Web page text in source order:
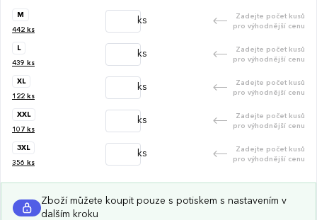
M
442 ks
ks
Zadejte počet kusů
pro výhodnější cenu
L
439 ks
ks
Zadejte počet kusů
pro výhodnější cenu
XL
122 ks
ks
Zadejte počet kusů
pro výhodnější cenu
XXL
107 ks
ks
Zadejte počet kusů
pro výhodnější cenu
3XL
356 ks
ks
Zadejte počet kusů
pro výhodnější cenu
Zboží můžete koupit pouze s potiskem s nastavením v
dalším kroku